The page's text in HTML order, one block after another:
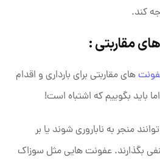
کند.
های مقاربتی برای بارداری و اقدام
باید بگوییم که اشتباه است!
منجر به ناباروری شوند یا بر
بگذارند. عفونت هایی مثل سوزاک